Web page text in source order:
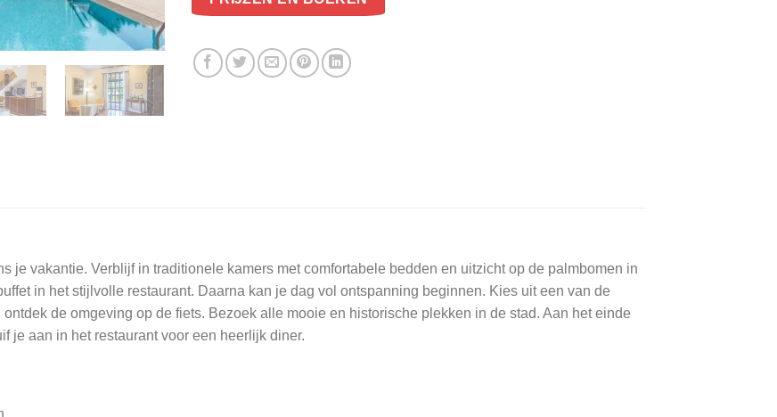
je vakantie. Verblijf in traditionele kamers met comfortabele bedden en uitzicht op de palmbomen in
in het stijlvolle restaurant. Daarna kan je dag vol ontspanning beginnen. Kies uit een van de
de omgeving op de fiets. Bezoek alle mooie en historische plekken in de stad. Aan het einde
je aan in het restaurant voor een heerlijk diner.